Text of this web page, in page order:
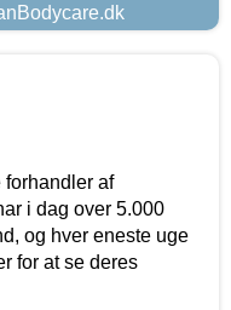
forhandler af
i dag over 5.000
og hver eneste uge
for at se deres